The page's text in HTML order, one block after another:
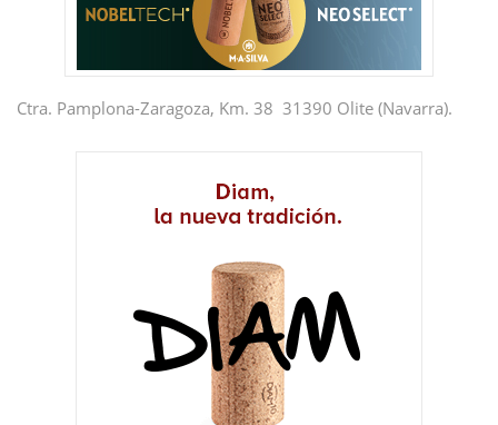
Ctra. Pamplona-Zaragoza, Km. 38 31390 Olite (Navarra).